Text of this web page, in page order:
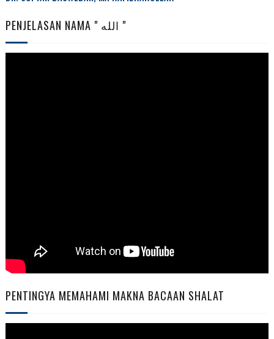
PENJELASAN NAMA " الله "
PENTINGYA MEMAHAMI MAKNA BACAAN SHALAT